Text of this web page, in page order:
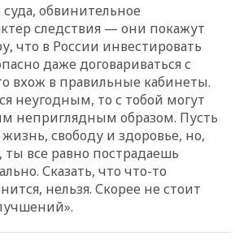
суда, обвинительное
следствия — они покажут
что в России инвестировать
даже договариваться с
вхож в правильные кабинеты.
неугодным, то с тобой могут
неприглядным образом. Пусть
свободу и здоровье, но,
все равно пострадаешь
Сказать, что что-то
нельзя. Скорее не стоит